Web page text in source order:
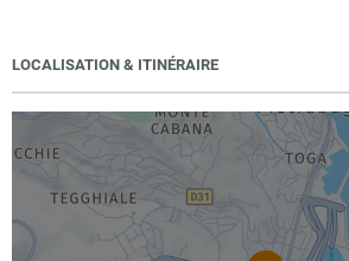
LOCALISATION & ITINÉRAIRE